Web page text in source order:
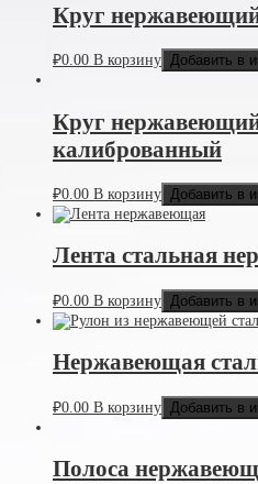
Круг
₽0.00 В корзину Добавить в
Круг
калиброванный
₽0.00 В корзину Добавить в
Лента стальная
₽0.00 В корзину Добавить в
Нержавеющая
₽0.00 В корзину Добавить в
Полоса